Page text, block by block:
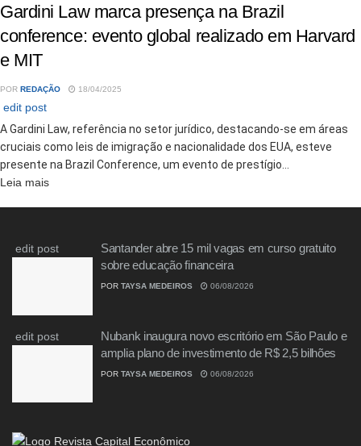
Gardini Law marca presença na Brazil
conference: evento global realizado em Harvard
e MIT
POR REDAÇÃO 18/04/2025
edit post
A Gardini Law, referência no setor jurídico, destacando-se em áreas
cruciais como leis de imigração e nacionalidade dos EUA, esteve
presente na Brazil Conference, um evento de prestígio...
Leia maisDetails
edit post
Santander abre 15 mil vagas em curso gratuito
sobre educação financeira
POR TAYSA MEDEIROS 06/08/2026
edit post
Nubank inaugura novo escritório em São Paulo e
amplia plano de investimento de R$ 2,5 bilhões
POR TAYSA MEDEIROS 06/08/2026